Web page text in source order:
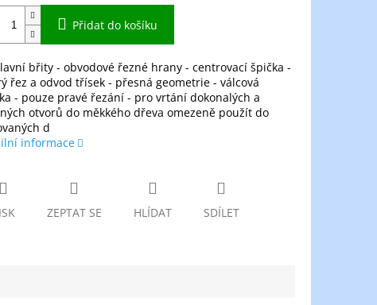
Přidat do košíku
břity - obvodové řezné hrany - centrovací špička -
řez a odvod třísek - přesná geometrie - válcová
- pouze pravé řezání - pro vrtání dokonalých a
otvorů do měkkého dřeva omezeně použít do
d
informace
ZEPTAT SE HLÍDAT SDÍLET